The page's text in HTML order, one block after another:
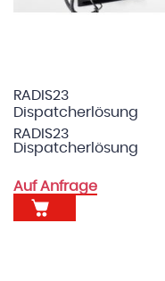
RADIS23
Dispatcherlösung
RADIS23
Dispatcherlösung
Auf Anfrage